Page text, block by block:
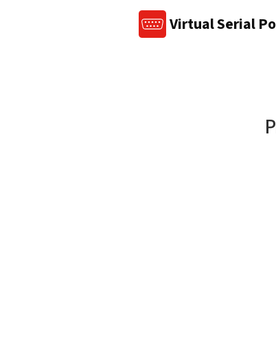
Virtual Serial